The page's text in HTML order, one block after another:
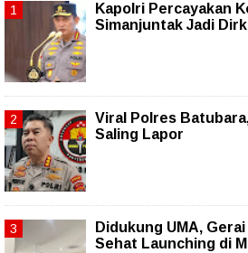
Kapolri Percayakan
Simanjuntak Jadi
Viral Polres
Saling Lapor
Didukung UMA,
Sehat Launching di